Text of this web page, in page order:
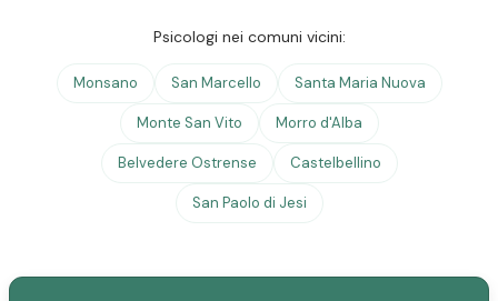
Psicologi nei comuni vicini:
Monsano San Marcello Santa Maria Nuova
Monte San Vito Morro d'Alba
Belvedere Ostrense Castelbellino
San Paolo di Jesi